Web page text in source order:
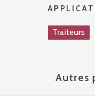
Traiteurs
Autres